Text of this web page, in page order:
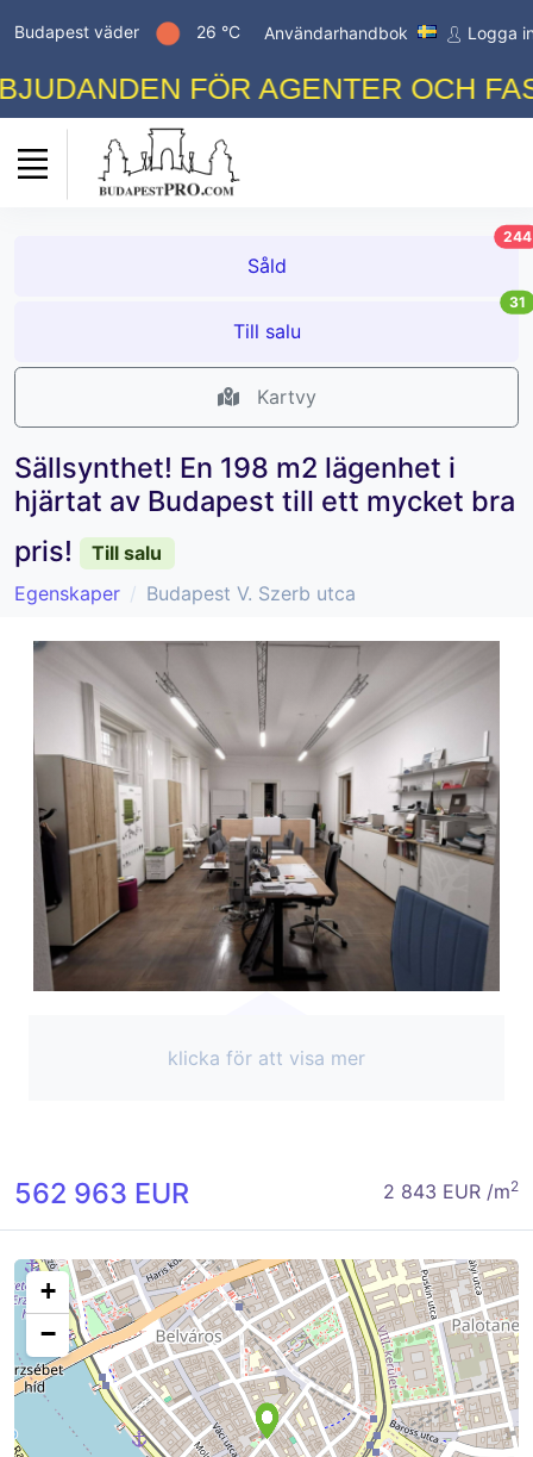
Budapest väder 26 °C Användarhandbok Logga
FÖR AGENTER OCH
Såld
244
Till salu
31
Kartvy
Sällsynthet! En 198 m2 lägenhet i
hjärtat av Budapest till ett mycket bra
pris!
Till salu
Egenskaper
Budapest V. Szerb utca
klicka för att visa mer
562 963 EUR 2 843 EUR /m2
+
−